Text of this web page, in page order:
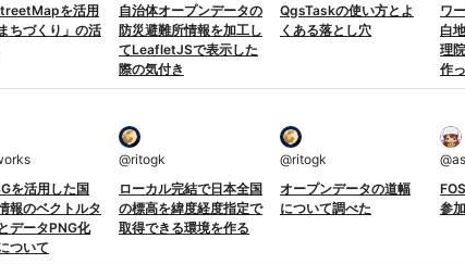
を活用
ちづくり」の活
自治体オープンデータの
防災避難所情報を加工し
てLeafletJSで表示した
際の気付き
QgsTaskの使い方とよ
くある落とし穴
ワ
白
理
作
を活用した国
報のベクトルタ
データPNG化
ついて
@ritogk
ローカル完結で日本全国
の標高を緯度経度指定で
取得できる環境を作る
@ritogk
オープンデータの道幅
について調べた
@
参